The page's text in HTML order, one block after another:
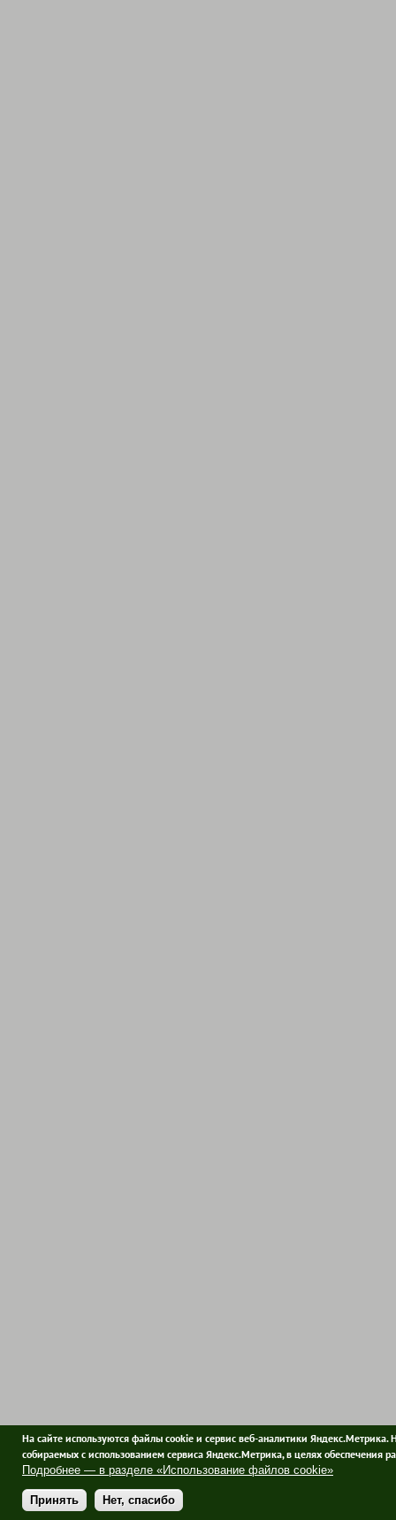
На сайте используются файлы cookie и сервис веб-аналитики
собираемых с использованием сервиса Яндекс.Метрика, в целях обеспечения
Подробнее — в разделе «Использование файлов cookie»
Принять Нет, спасибо